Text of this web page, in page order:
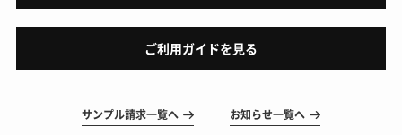
ご利用ガイドを見る
サンプル請求一覧へ お知らせ一覧へ